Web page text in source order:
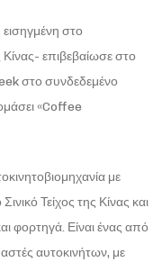
στο
Κίνας- επιβεβαίωσε στο
στο συνδεδεμένο
«Coffee
με
Τείχος της Κίνας και
φορτηγά. Είναι ένας από
αυτοκινήτων, με